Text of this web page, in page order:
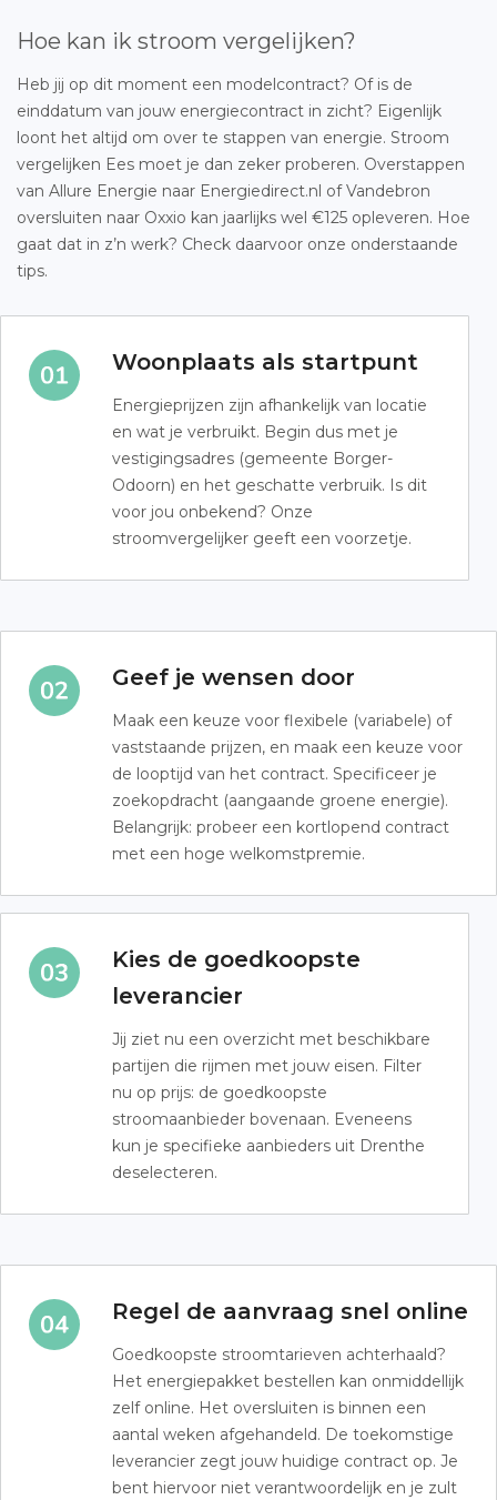
Hoe kan ik stroom vergelijken?
Heb jij op dit moment een modelcontract? Of is de
einddatum van jouw energiecontract in zicht? Eigenlijk
loont het altijd om over te stappen van energie. Stroom
vergelijken Ees moet je dan zeker proberen. Overstappen
van Allure Energie naar Energiedirect.nl of Vandebron
oversluiten naar Oxxio kan jaarlijks wel €125 opleveren. Hoe
gaat dat in z’n werk? Check daarvoor onze onderstaande
tips.
Woonplaats als startpunt
Energieprijzen zijn afhankelijk van locatie
en wat je verbruikt. Begin dus met je
vestigingsadres (gemeente Borger-
Odoorn) en het geschatte verbruik. Is dit
voor jou onbekend? Onze
stroomvergelijker geeft een voorzetje.
Geef je wensen door
Maak een keuze voor flexibele (variabele) of
vaststaande prijzen, en maak een keuze voor
de looptijd van het contract. Specificeer je
zoekopdracht (aangaande groene energie).
Belangrijk: probeer een kortlopend contract
met een hoge welkomstpremie.
Kies de goedkoopste
leverancier
Jij ziet nu een overzicht met beschikbare
partijen die rijmen met jouw eisen. Filter
nu op prijs: de goedkoopste
stroomaanbieder bovenaan. Eveneens
kun je specifieke aanbieders uit Drenthe
deselecteren.
Regel de aanvraag snel online
Goedkoopste stroomtarieven achterhaald?
Het energiepakket bestellen kan onmiddellijk
zelf online. Het oversluiten is binnen een
aantal weken afgehandeld. De toekomstige
leverancier zegt jouw huidige contract op. Je
bent hiervoor niet verantwoordelijk en je zult